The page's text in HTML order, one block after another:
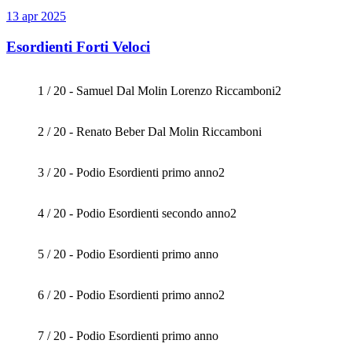
13 apr 2025
Esordienti Forti Veloci
1 / 20 - Samuel Dal Molin Lorenzo Riccamboni2
2 / 20 - Renato Beber Dal Molin Riccamboni
3 / 20 - Podio Esordienti primo anno2
4 / 20 - Podio Esordienti secondo anno2
5 / 20 - Podio Esordienti primo anno
6 / 20 - Podio Esordienti primo anno2
7 / 20 - Podio Esordienti primo anno